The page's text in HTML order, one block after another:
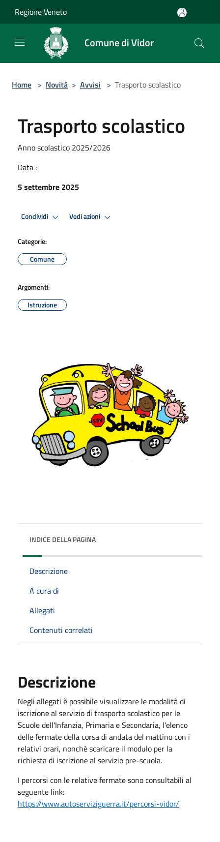
Regione Veneto
Comune di Vidor
Home > Novità > Avvisi > Trasporto scolastico
Trasporto scolastico
Anno scolastico 2025/2026
Data :
5 settembre 2025
Condividi Vedi azioni
Categorie:
Comune
Argomenti:
Istruzione
INDICE DELLA PAGINA
Descrizione
A cura di
Allegati
Contenuti correlati
Descrizione
Negli allegati è possibile visualizzare le modalità di
iscrizione al servizio di trasporto scolastico per le
Scuole dell'Infanzia, Primaria e Secondaria, l'elenco
delle fermate della corsa di andata del mattino con i
relativi orari, nonchè scaricare il modulo per la
richiesta di iscrizione al servizio pre-scuola.
I percorsi con le relative fermate sono consultabili al
seguente link:
https://www.autoserviziguerra.it/percorsi-vidor/